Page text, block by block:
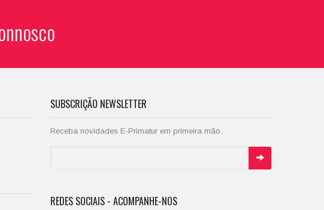
SUBSCRIÇÃO NEWSLETTER
Receba novidades E-Primatur em primeira mão.
REDES SOCIAIS - ACOMPANHE-NOS